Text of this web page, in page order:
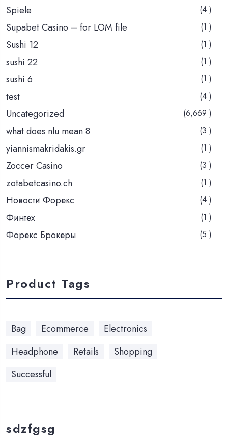
Spiele (4 )
Supabet Casino – for LOM file (1 )
Sushi 12 (1 )
sushi 22 (1 )
sushi 6 (1 )
test (4 )
Uncategorized (6,669 )
what does nlu mean 8 (3 )
yiannismakridakis.gr (1 )
Zoccer Casino (3 )
zotabetcasino.ch (1 )
Новости Форекс (4 )
Финтех (1 )
Форекс Брокеры (5 )
Product Tags
Bag Ecommerce
Electronics
Headphone
Retails
Shopping
Successful
sdzfgsg